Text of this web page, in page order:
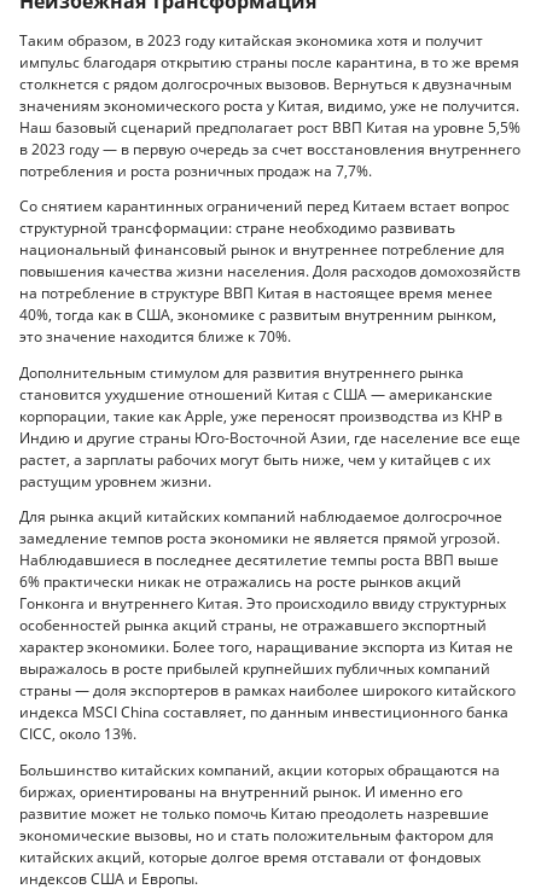
Таким образом, в 2023 году китайская экономика хотя и получит
импульс благодаря открытию страны после карантина, в то же время
столкнется с рядом долгосрочных вызовов. Вернуться к двузначным
значениям экономического роста у Китая, видимо, уже не получится.
Наш базовый сценарий предполагает рост ВВП Китая на уровне 5,5%
в 2023 году — в первую очередь за счет восстановления внутреннего
потребления и роста розничных продаж на 7,7%.
Со снятием карантинных ограничений перед Китаем встает вопрос
структурной трансформации: стране необходимо развивать
национальный финансовый рынок и внутреннее потребление для
повышения качества жизни населения. Доля расходов домохозяйств
на потребление в структуре ВВП Китая в настоящее время менее
40%, тогда как в США, экономике с развитым внутренним рынком,
это значение находится ближе к 70%.
Дополнительным стимулом для развития внутреннего рынка
становится ухудшение отношений Китая с США — американские
корпорации, такие как Apple, уже переносят производства из КНР в
Индию и другие страны Юго-Восточной Азии, где население все еще
растет, а зарплаты рабочих могут быть ниже, чем у китайцев с их
растущим уровнем жизни.
Для рынка акций китайских компаний наблюдаемое долгосрочное
замедление темпов роста экономики не является прямой угрозой.
Наблюдавшиеся в последнее десятилетие темпы роста ВВП выше
6% практически никак не отражались на росте рынков акций
Гонконга и внутреннего Китая. Это происходило ввиду структурных
особенностей рынка акций страны, не отражавшего экспортный
характер экономики. Более того, наращивание экспорта из Китая не
выражалось в росте прибылей крупнейших публичных компаний
страны — доля экспортеров в рамках наиболее широкого китайского
индекса MSCI China составляет, по данным инвестиционного банка
CICC, около 13%.
Большинство китайских компаний, акции которых обращаются на
биржах, ориентированы на внутренний рынок. И именно его
развитие может не только помочь Китаю преодолеть назревшие
экономические вызовы, но и стать положительным фактором для
китайских акций, которые долгое время отставали от фондовых
индексов США и Европы.